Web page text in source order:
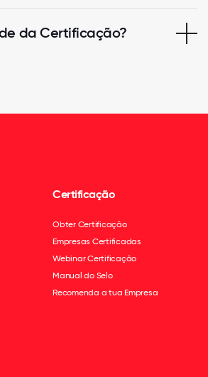
da Certificação?
Certificação
Obter Certificação
Empresas Certificadas
Webinar Certificação
Manual do Selo
Recomenda a tua Empresa